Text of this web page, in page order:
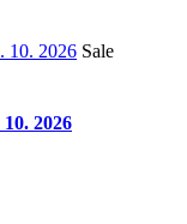
Sale
2026